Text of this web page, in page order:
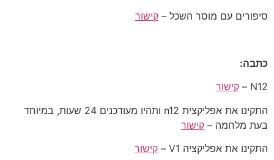
סיפורים עם מוסר השכל – קישור
כתבה:
N12 –
קישור
התקינו את אפליקצית n12 ותהיו מעודכנים 24 שעות, במיוחד
בעת מלחמה – קישור
התקינו את אפליקציה V1 –
קישור